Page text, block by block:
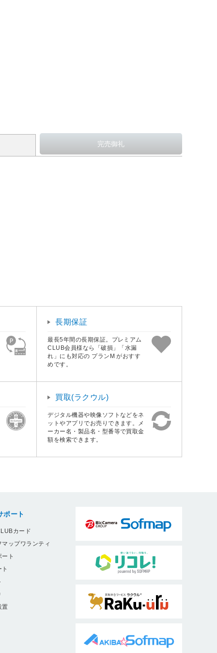
長期保証
最長5年間の長期保証。プレミアム
CLUB会員様なら「破損」「水漏
れ」にも対応の プランM がおすす
めです。
買取(ラクウル)
デジタル機器や映像ソフトなどをネ
ットやアプリでお売りできます。メ
ーカー名・製品名・型番等で買取金
額を検索できます。
ポート
カード
ップワランティ
ト
置